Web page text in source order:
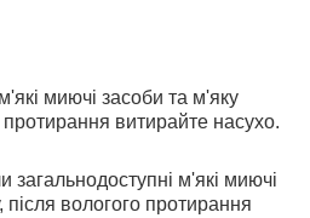
миючі засоби та м'яку
протирання витирайте насухо.
загальнодоступні м'які миючі
після вологого протирання